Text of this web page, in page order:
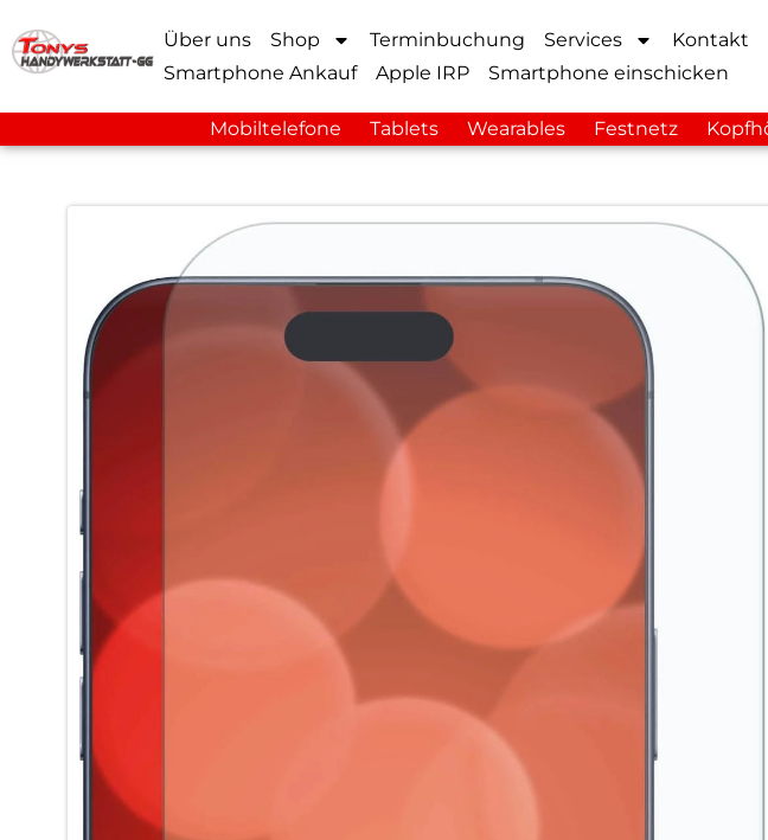
Über uns Shop Terminbuchung Services
Kontakt
Smartphone Ankauf
Apple IRP Smartphone einschicken
Mobiltelefone Tablets Wearables Festnetz